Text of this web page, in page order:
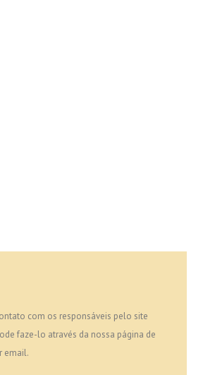
com os responsáveis pelo site
faze-lo através da nossa página de
email.